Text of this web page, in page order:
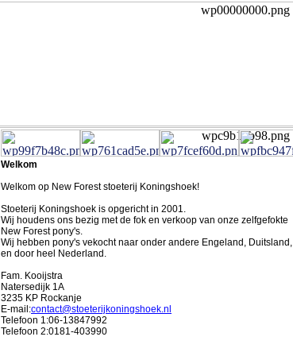
Welkom
Welkom op New Forest stoeterij Koningshoek!
Stoeterij Koningshoek is opgericht in 2001.
Wij houdens ons bezig met de fok en verkoop van onze zelfgefokte
New Forest pony's.
Wij hebben pony's vekocht naar onder andere Engeland, Duitsland,
en door heel Nederland.
Fam. Kooijstra
Natersedijk 1A
3235 KP Rockanje
E-mail:contact@stoeterijkoningshoek.nl
Telefoon 1:06-13847992
Telefoon 2:0181-403990